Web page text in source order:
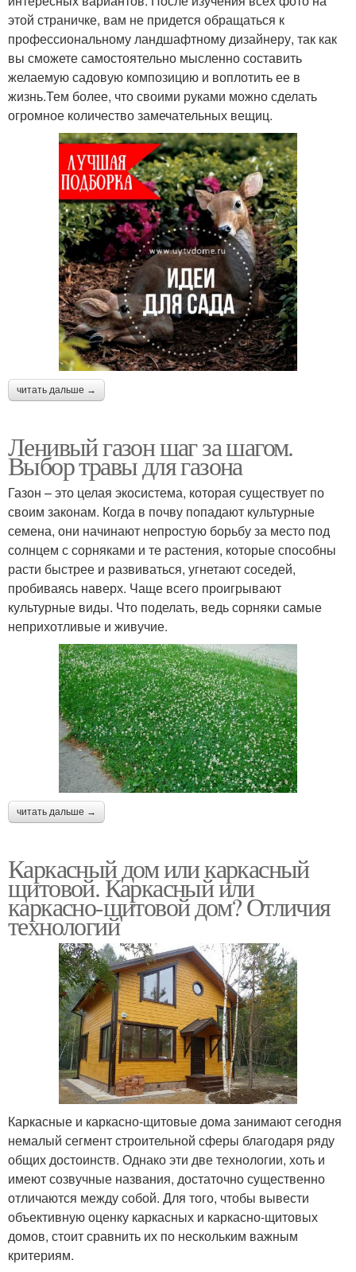
этой страничке, вам не придется обращаться к
профессиональному ландшафтному дизайнеру, так как
вы сможете самостоятельно мысленно составить
желаемую садовую композицию и воплотить ее в
жизнь.Тем более, что своими руками можно сделать
огромное количество замечательных вещиц.
читать дальше →
Ленивый газон шаг за шагом.
Выбор травы для газона
Газон – это целая экосистема, которая существует по
своим законам. Когда в почву попадают культурные
семена, они начинают непростую борьбу за место под
солнцем с сорняками и те растения, которые способны
расти быстрее и развиваться, угнетают соседей,
пробиваясь наверх. Чаще всего проигрывают
культурные виды. Что поделать, ведь сорняки самые
неприхотливые и живучие.
читать дальше →
Каркасный дом или каркасный
щитовой. Каркасный или
каркасно-щитовой дом? Отличия
технологий
Каркасные и каркасно-щитовые дома занимают сегодня
немалый сегмент строительной сферы благодаря ряду
общих достоинств. Однако эти две технологии, хоть и
имеют созвучные названия, достаточно существенно
отличаются между собой. Для того, чтобы вывести
объективную оценку каркасных и каркасно-щитовых
домов, стоит сравнить их по нескольким важным
критериям.